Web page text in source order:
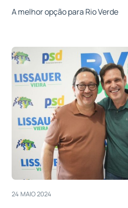
A melhor opção para Rio Verde
24 MAIO 2024